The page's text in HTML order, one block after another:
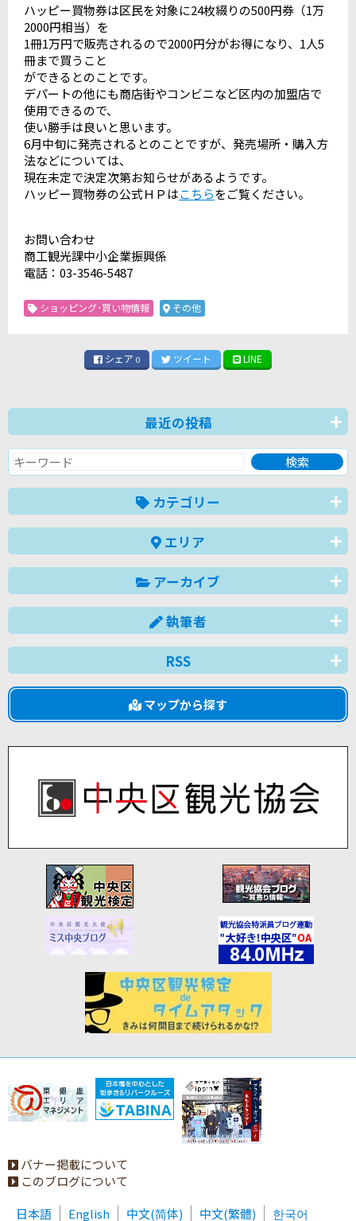
ハッピー買物券は区民を対象に24枚綴りの500円券（1万
2000円相当）を
1冊1万円で販売されるので2000円分がお得になり、1人5
冊まで買うこと
ができるとのことです。
デパートの他にも商店街やコンビニなど区内の加盟店で
使用できるので、
使い勝手は良いと思います。
6月中旬に発売されるとのことですが、発売場所・購入方
法などについては、
現在未定で決定次第お知らせがあるようです。
ハッピー買物券の公式ＨＰはこちらをご覧ください。
お問い合わせ
商工観光課中小企業振興係
電話：03-3546-5487
ショッピング･買い物情報 その他
シェア 0 ツイート LINE
最近の投稿
カテゴリー
エリア
アーカイブ
執筆者
RSS
マップから探す
バナー掲載について
このブログについて
日本語
English 中文(简体) 中文(繁體) 한국어